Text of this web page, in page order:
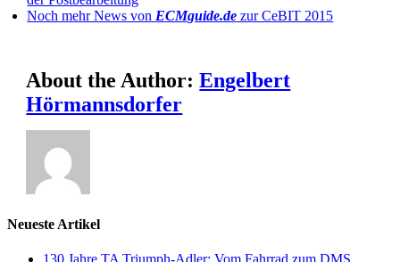
Noch mehr News von ECMguide.de zur CeBIT 2015
About the Author:Engelbert
Hörmannsdorfer
Neueste Artikel